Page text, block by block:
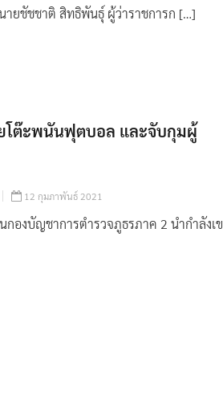
ายชัชชาติ สิทธิพันธุ์ ผู้ว่าราชการก […]
โต๊ะพนันฟุตบอล และจับกุมผู้
12 กุมภาพันธ์ 2021
กองบัญชาการตำรวจภูธรภาค 2 นำกำลังเข